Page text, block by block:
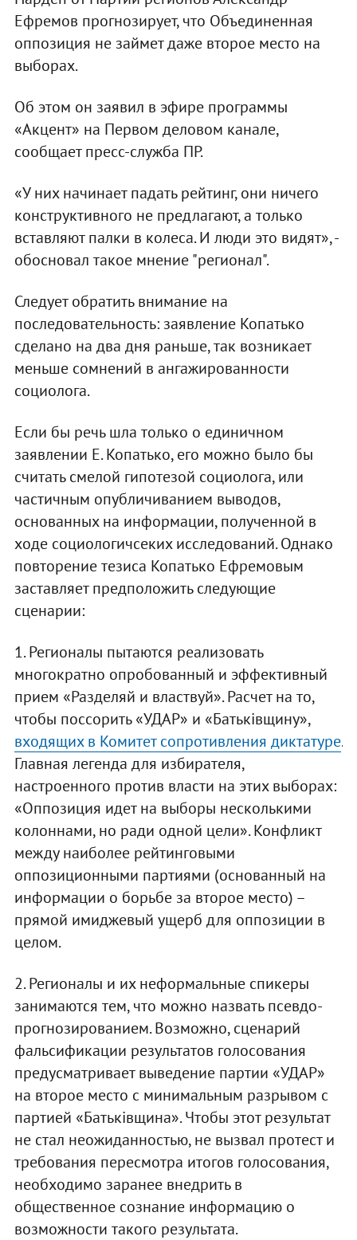
Ефремов прогнозирует, что Объединенная
оппозиция не займет даже второе место на
выборах.
Об этом он заявил в эфире программы
«Акцент» на Первом деловом канале,
сообщает пресс-служба ПР.
«У них начинает падать рейтинг, они ничего
конструктивного не предлагают, а только
вставляют палки в колеса. И люди это видят», -
обосновал такое мнение "регионал".
Следует обратить внимание на
последовательность: заявление Копатько
сделано на два дня раньше, так возникает
меньше сомнений в ангажированности
социолога.
Если бы речь шла только о единичном
заявлении Е. Копатько, его можно было бы
считать смелой гипотезой социолога, или
частичным опубличиванием выводов,
основанных на информации, полученной в
ходе социологичсеких исследований. Однако
повторение тезиса Копатько Ефремовым
заставляет предположить следующие
сценарии:
1. Регионалы пытаются реализовать
многократно опробованный и эффективный
прием «Разделяй и властвуй». Расчет на то,
чтобы поссорить «УДАР» и «Батьківщину»,
входящих в Комитет сопротивления диктатуре.
Главная легенда для избирателя,
настроенного против власти на этих выборах:
«Оппозиция идет на выборы несколькими
колоннами, но ради одной цели». Конфликт
между наиболее рейтинговыми
оппозиционными партиями (основанный на
информации о борьбе за второе место) –
прямой имиджевый ущерб для оппозиции в
целом.
2. Регионалы и их неформальные спикеры
занимаются тем, что можно назвать псевдо-
прогнозированием. Возможно, сценарий
фальсификации результатов голосования
предусматривает выведение партии «УДАР»
на второе место с минимальным разрывом с
партией «Батьківщина». Чтобы этот результат
не стал неожиданностью, не вызвал протест и
требования пересмотра итогов голосования,
необходимо заранее внедрить в
общественное сознание информацию о
возможности такого результата.